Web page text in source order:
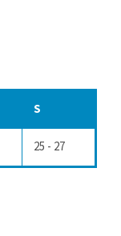
S
25 - 27